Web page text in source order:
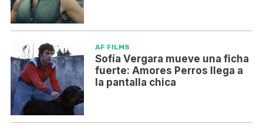
AF FILMS
Sofía Vergara mueve una ficha
fuerte: Amores Perros llega a
la pantalla chica